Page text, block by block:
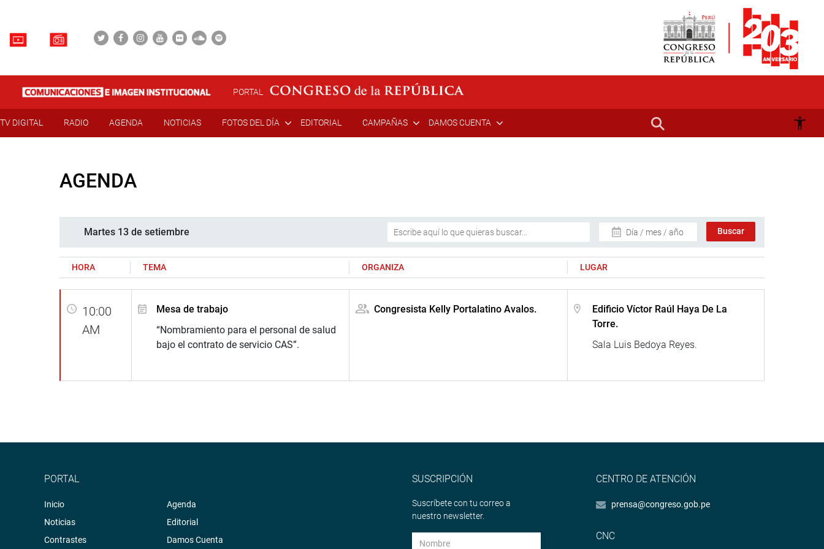
PORTAL
TV DIGITAL RADIO AGENDA NOTICIAS FOTOS DEL DÍA EDITORIAL CAMPAÑAS DAMOS CUENTA
AGENDA
Martes 13 de setiembre Día / mes / año
HORA TEMA ORGANIZA LUGAR
10:00
AM
Mesa de trabajo
“Nombramiento para el personal de salud
bajo el contrato de servicio CAS”.
Congresista Kelly Portalatino Avalos.
Edificio Víctor Raúl Haya De La
Torre.
Sala Luis Bedoya Reyes.
PORTAL
Inicio
Noticias
Contrastes
Agenda
Editorial
Damos Cuenta
SUSCRIPCIÓN
Suscríbete con tu correo a
nuestro newsletter.
CENTRO DE ATENCIÓN
prensa@congreso.gob.pe
CNC